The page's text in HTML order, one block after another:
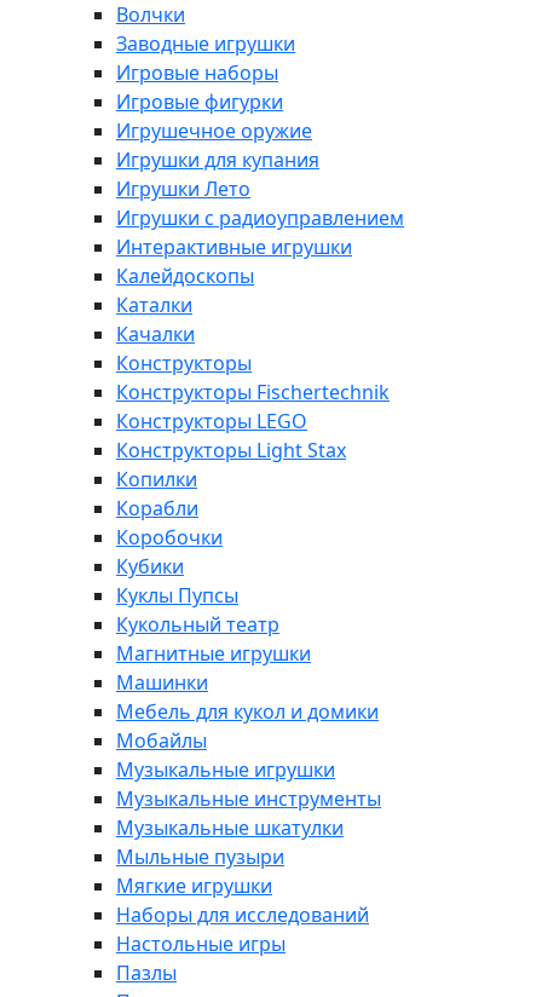
Волчки
Заводные игрушки
Игровые наборы
Игровые фигурки
Игрушечное оружие
Игрушки для купания
Игрушки Лето
Игрушки с радиоуправлением
Интерактивные игрушки
Калейдоскопы
Каталки
Качалки
Конструкторы
Конструкторы Fisсhertechnik
Конструкторы LEGO
Конструкторы Light Stax
Копилки
Корабли
Коробочки
Кубики
Куклы Пупсы
Кукольный театр
Магнитные игрушки
Машинки
Мебель для кукол и домики
Мобайлы
Музыкальные игрушки
Музыкальные инструменты
Музыкальные шкатулки
Мыльные пузыри
Мягкие игрушки
Наборы для исследований
Настольные игры
Пазлы